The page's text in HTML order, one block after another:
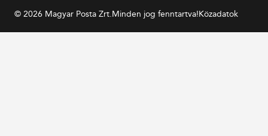
© 2026 Magyar Posta Zrt.Minden jog fenntartva!Közadatok